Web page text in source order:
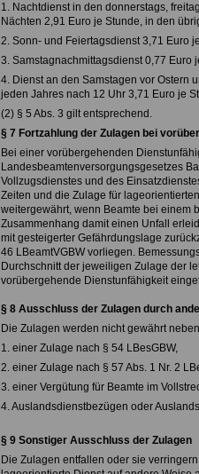
1. Nachtdienst in den donnerstags,
Nächten 2,91 Euro je Stunde, in den
2. Sonn- und Feiertagsdienst 3,71 Euro
3. Samstagnachmittagsdienst 0,77 Euro
4. Dienst an den Samstagen vor Ostern
jeden Jahres nach 12 Uhr 3,71 Euro je
(2) § 5 Abs. 3 gilt entsprechend.
§ 7 Fortzahlung der Zulagen bei
Bei einer vorübergehenden
Landesbeamtenversorgungsgesetzes
Vollzugsdienstes und des
Zeiten und die Zulage für
weitergewährt, wenn Beamte bei einem
Zusammenhang damit einen Unfall
mit gesteigerter Gefährdungslage
46 LBeamtVGBW vorliegen.
Durchschnitt der jeweiligen Zulage der
vorübergehende Dienstunfähigkeit
§ 8 Ausschluss der Zulagen durch
Die Zulagen werden nicht gewährt neben
1. einer Zulage nach § 54 LBesGBW,
2. einer Zulage nach § 57 Abs. 1 Nr. 2
3. einer Vergütung für Beamte im
4. Auslandsdienstbezügen oder
§ 9 Sonstiger Ausschluss der Zulagen
Die Zulagen entfallen oder sie